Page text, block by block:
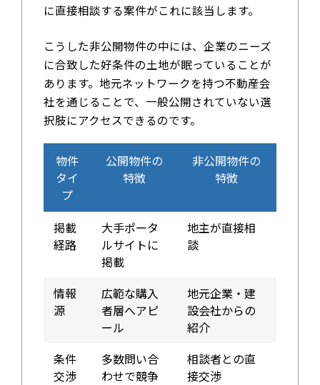
に直接相談する案件がこれに該当します。
こうした非公開物件の中には、企業のニーズ
に合致した好条件の土地が眠っていることが
あります。地元ネットワークを持つ不動産会
社を通じることで、一般公開されていない選
択肢にアクセスできるのです。
物件
タイ
プ
公開物件の
特徴
非公開物件の
特徴
掲載
経路
大手ポータ
ルサイトに
掲載
地主が直接相
談
情報
源
広範な購入
者層へアピ
ール
地元企業・建
設会社からの
紹介
条件
交渉
多数問い合
わせで競争
相談者との直
接交渉